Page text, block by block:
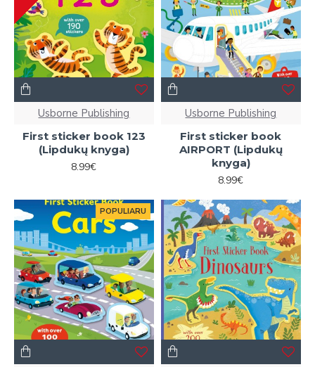
Usborne Publishing
First sticker book 123
(Lipdukų knyga)
8.99€
Usborne Publishing
First sticker book
AIRPORT (Lipdukų
knyga)
8.99€
POPULIARU